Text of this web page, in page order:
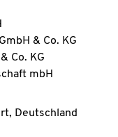
& Co. KG
Co. KG
mbH
Deutschland